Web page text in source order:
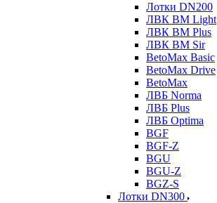
Лотки DN200
ЛВК ВМ Light
ЛВК ВМ Plus
ЛВК ВМ Sir
BetoMax Basic
BetoMax Drive
BetoMax
ЛВБ Norma
ЛВБ Plus
ЛВБ Optima
BGF
BGF-Z
BGU
BGU-Z
BGZ-S
Лотки DN300